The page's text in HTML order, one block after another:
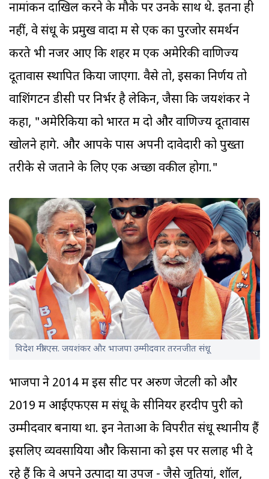
नामांकन दाखिल करने के मौके पर उनके साथ थे. इतना ही
नहीं, वे संधू के प्रमुख वादों में से एक का पुरजोर समर्थन
करते भी नजर आए कि शहर में एक अमेरिकी वाणिज्य
दूतावास स्थापित किया जाएगा. वैसे तो, इसका निर्णय तो
वाशिंगटन डीसी पर निर्भर है लेकिन, जैसा कि जयशंकर ने
कहा, "अमेरिकियों को भारत में दो और वाणिज्य दूतावास
खोलने होंगे. और आपके पास अपनी दावेदारी को पुख्ता
तरीके से जताने के लिए एक अच्छा वकील होगा."
विदेश मंत्री एस. जयशंकर और भाजपा उम्मीदवार तरनजीत संधू
भाजपा ने 2014 में इस सीट पर अरुण जेटली को और
2019 में आईएफएस में संधू के सीनियर हरदीप पुरी को
उम्मीदवार बनाया था. इन नेताओं के विपरीत संधू स्थानीय हैं
इसलिए व्यवसायियों और किसानों को इस पर सलाह भी दे
रहे हैं कि वे अपने उत्पादों या उपज - जैसे जूतियां, शॉल,